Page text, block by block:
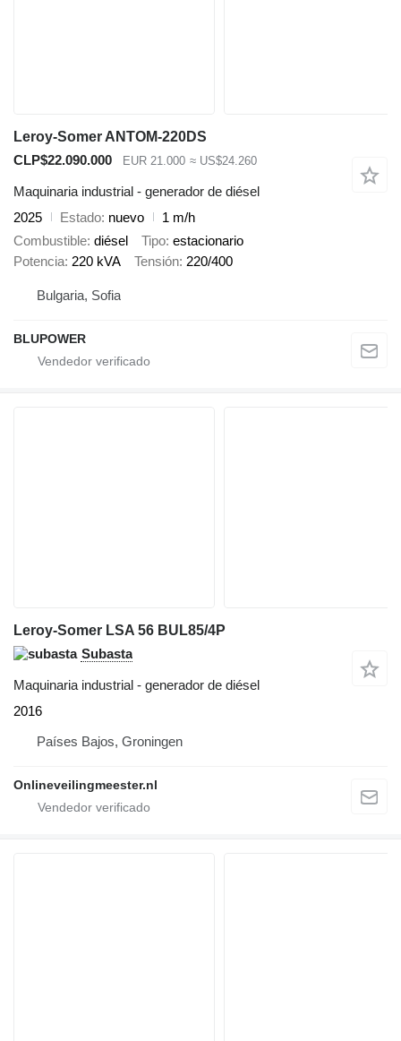
Leroy-Somer ANTOM-220DS
CLP$22.090.000
EUR 21.000 ≈ US$24.260
Maquinaria industrial - generador de diésel
2025
Estado nuevo
1 m/h
Combustible diésel Tipo estacionario
Potencia 220 kVA Tensión 220/400
Bulgaria, Sofia
BLUPOWER
Leroy-Somer LSA 56 BUL85/4P
Subasta
Maquinaria industrial - generador de diésel
2016
Países Bajos, Groningen
Onlineveilingmeester.nl